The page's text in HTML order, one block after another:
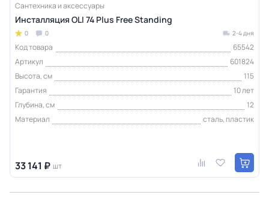
Сантехника и аксессуары
Инсталляция OLI 74 Plus Free Standing
0 0 2-4 дня
Код товара
65542
Артикул
601824
Высота, см
115
Гарантия
10 лет
Глубина, см
12
Материал
сталь, пластик
33 141 ₽ шт